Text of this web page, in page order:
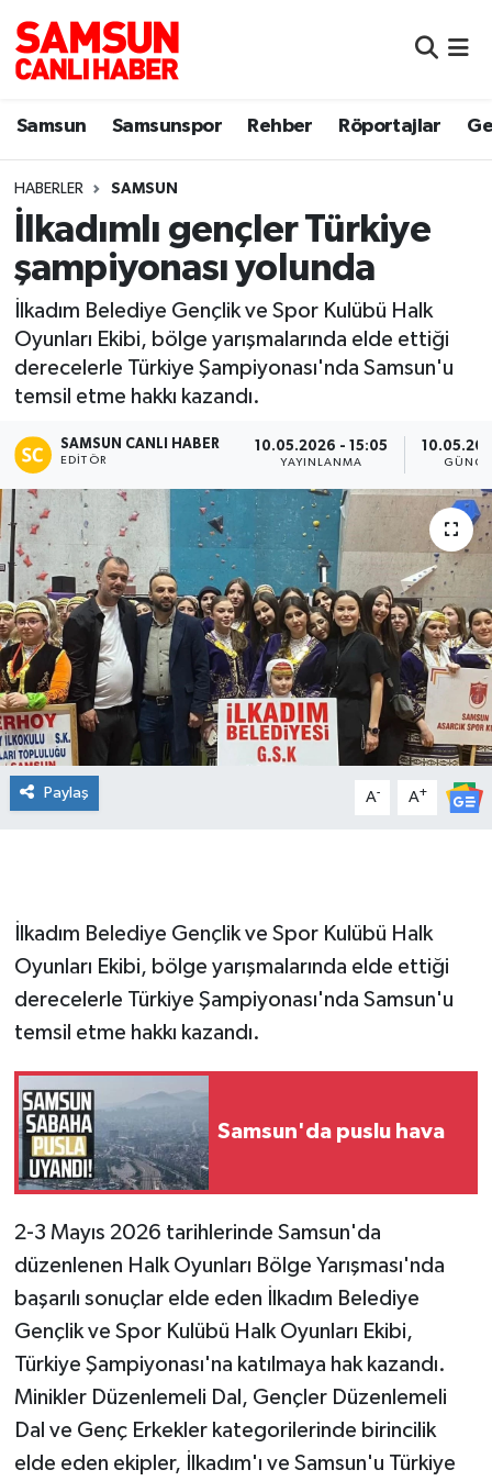
Samsun Samsunspor Rehber Röportajlar
HABERLER SAMSUN
İlkadımlı gençler Türkiye
şampiyonası yolunda
İlkadım Belediye Gençlik ve Spor Kulübü Halk
Oyunları Ekibi, bölge yarışmalarında elde ettiği
derecelerle Türkiye Şampiyonası'nda Samsun'u
temsil etme hakkı kazandı.
SAMSUN CANLI HABER
EDITÖR
10.05.2026 - 15:05
YAYINLANMA
Paylaş A- A+
İlkadım Belediye Gençlik ve Spor Kulübü Halk
Oyunları Ekibi, bölge yarışmalarında elde ettiği
derecelerle Türkiye Şampiyonası'nda Samsun'u
temsil etme hakkı kazandı.
Samsun'da puslu hava
2-3 Mayıs 2026 tarihlerinde Samsun'da
düzenlenen Halk Oyunları Bölge Yarışması'nda
başarılı sonuçlar elde eden İlkadım Belediye
Gençlik ve Spor Kulübü Halk Oyunları Ekibi,
Türkiye Şampiyonası'na katılmaya hak kazandı.
Minikler Düzenlemeli Dal, Gençler Düzenlemeli
Dal ve Genç Erkekler kategorilerinde birincilik
elde eden ekipler, İlkadım'ı ve Samsun'u Türkiye
Samsun
Sokak Röportajları
Genel
Dünya
Eğitim
Manşet Haberi
Samsun Nöbetçi Eczaneler
Samsun Hava Durumu
Samsun Namaz Vakitleri
Samsun Trafik Yoğunluk Haritası
Süper Lig Puan Durumu ve Fikstür
Tüm Manşetler